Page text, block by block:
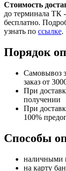
Стоимость
до терминала ТК
бесплатно.
узнать по ссылке.
Порядок
Самовывоз
заказ от
При
получении
При
100%
Способы
наличными
на карту